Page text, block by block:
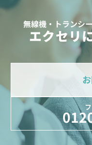
無線機・トランシ
エクセリ